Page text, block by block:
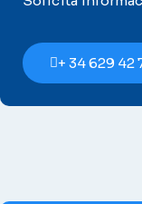
+ 34 629 42